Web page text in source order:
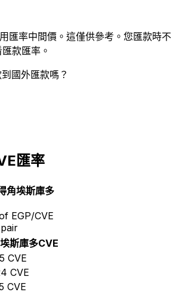
匯率中間價。這僅供參考。您匯款時不
款匯率。
國外匯款嗎？
匯率
角埃斯庫多
EGP/CVE
斯庫多CVE
CVE
CVE
CVE